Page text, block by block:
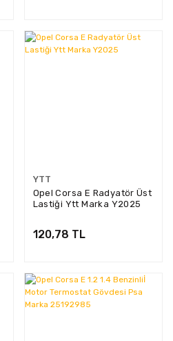
YTT
Opel Corsa E Radyatör Üst
Lastiği Ytt Marka Y2025
120,78 TL